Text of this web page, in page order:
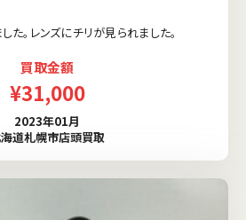
た。レンズにチリが見られました。
買取金額
¥31,000
2023年01月
道札幌市店頭買取